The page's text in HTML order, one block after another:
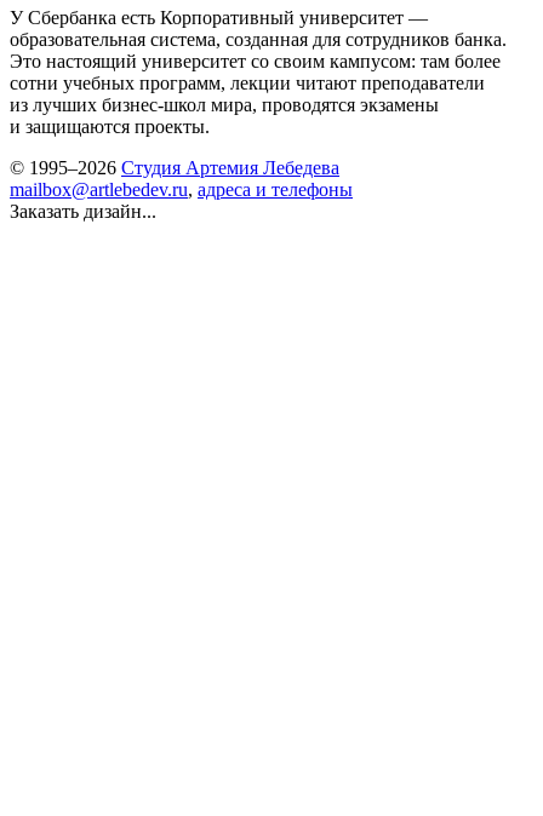
У Сбербанка есть Корпоративный университет —
образовательная система, созданная для сотрудников банка.
Это настоящий университет со своим кампусом: там более
сотни учебных программ, лекции читают преподаватели
из лучших бизнес-школ мира, проводятся экзамены
и защищаются проекты.
© 1995–2026 Студия Артемия Лебедева
mailbox@artlebedev.ru, адреса и телефоны
Заказать дизайн...